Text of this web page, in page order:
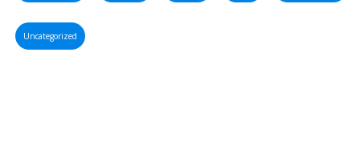
Uncategorized